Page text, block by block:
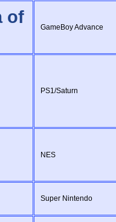
of
GameBoy Advance
PS1/Saturn
NES
Super Nintendo